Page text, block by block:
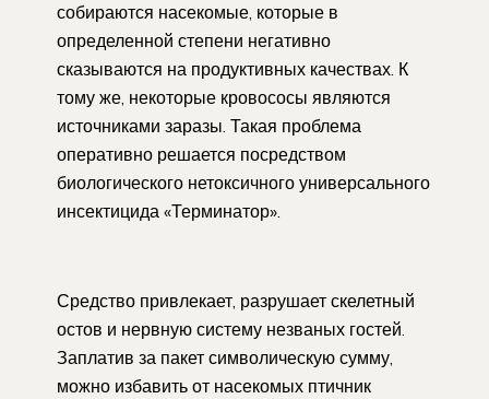
собираются насекомые, которые в
определенной степени негативно
сказываются на продуктивных качествах. К
тому же, некоторые кровососы являются
источниками заразы. Такая проблема
оперативно решается посредством
биологического нетоксичного универсального
инсектицида «Терминатор».
Средство привлекает, разрушает скелетный
остов и нервную систему незваных гостей.
Заплатив за пакет символическую сумму,
можно избавить от насекомых птичник